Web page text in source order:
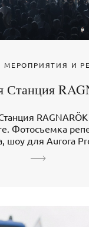
МЕРОПРИЯТИЯ И
Станция
Фотосъемка
шоу для Aurora